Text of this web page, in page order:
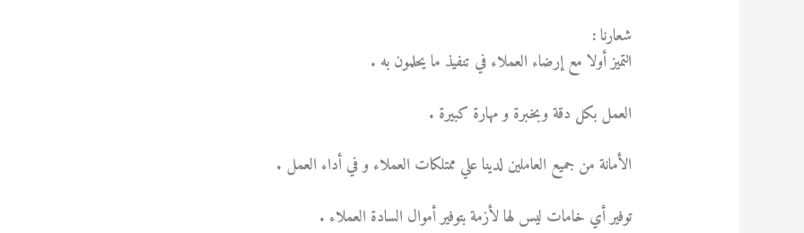
شعارنا :
التميز أولا مع إرضاء العملاء في تنفيذ ما يحلمون به .
العمل بكل دقة وبخبرة و مهارة كبيرة .
الأمانة من جميع العاملين لدينا علي ممتلكات العملاء و في أداء العمل .
توفير أي خامات ليس لها لأزمة بتوفير أموال السادة العملاء .